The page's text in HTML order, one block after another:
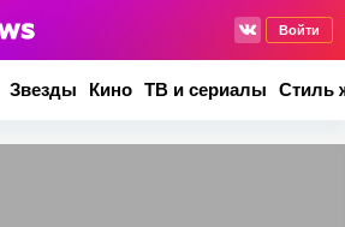
Войти
Звезды Кино ТВ и сериалы Стиль